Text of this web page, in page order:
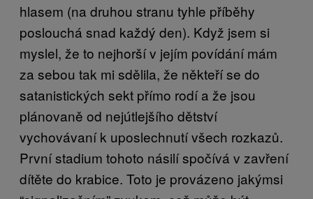
hlasem (na druhou stranu tyhle příběhy
poslouchá snad každý den). Když jsem si
myslel, že to nejhorší v jejím povídání mám
za sebou tak mi sdělila, že někteří se do
satanistických sekt přímo rodí a že jsou
plánovaně od nejútlejšího dětství
vychovávaní k uposlechnutí všech rozkazů.
První stadium tohoto násilí spočívá v zavření
dítěte do krabice. Toto je provázeno jakýmsi